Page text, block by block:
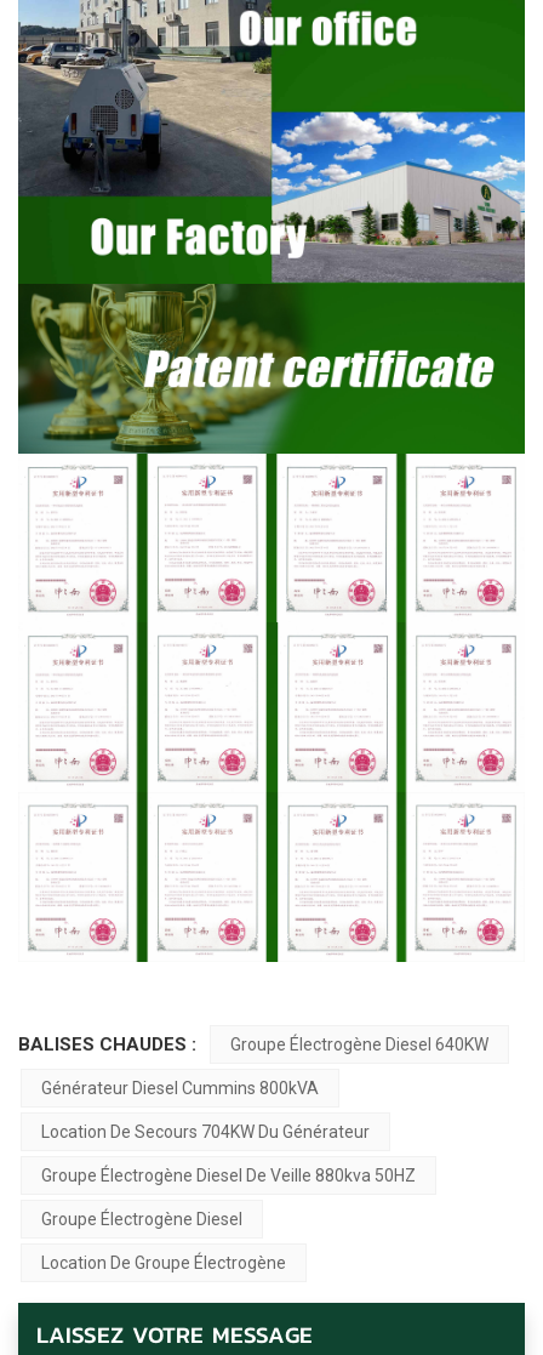
BALISES CHAUDES : Groupe Électrogène Diesel 640KW
Générateur Diesel Cummins 800kVA
Location De Secours 704KW Du Générateur
Groupe Électrogène Diesel De Veille 880kva 50HZ
Groupe Électrogène Diesel
Location De Groupe Électrogène
LAISSEZ VOTRE MESSAGE